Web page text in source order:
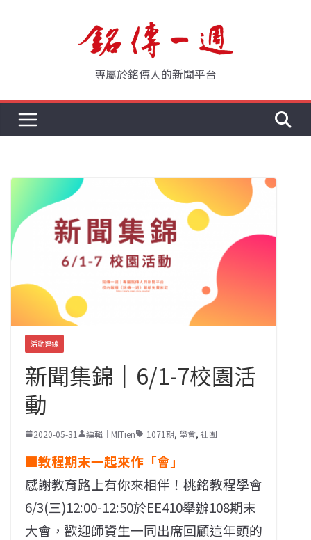
專屬於銘傳人的新聞平台
活動連線
新聞集錦｜6/1-7校園活
動
2020-05-31 編輯｜MITien 1071期, 學會, 社團
■教程期末一起來作「會」
感謝教育路上有你來相伴！桃銘教程學會
6/3(三)12:00-12:50於EE410舉辦108期末
大會，歡迎師資生一同出席回顧這年頭的